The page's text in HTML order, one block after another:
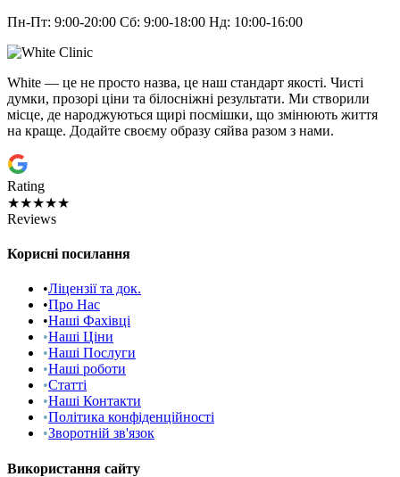
Пн-Пт: 9:00-20:00 Сб: 9:00-18:00 Нд: 10:00-16:00
White — це не просто назва, це наш стандарт якості. Чисті
думки, прозорі ціни та білосніжні результати. Ми створили
місце, де народжуються щирі посмішки, що змінюють життя
на краще. Додайте своєму образу сяйва разом з нами.
Rating
★★★★★
Reviews
Корисні посилання
•Ліцензії та док.
•Про Нас
•Наші Фахівці
•Наші Ціни
•Наші Послуги
•Наші роботи
•Статті
•Наші Контакти
•Політика конфіденційності
•Зворотній зв'язок
Використання сайту